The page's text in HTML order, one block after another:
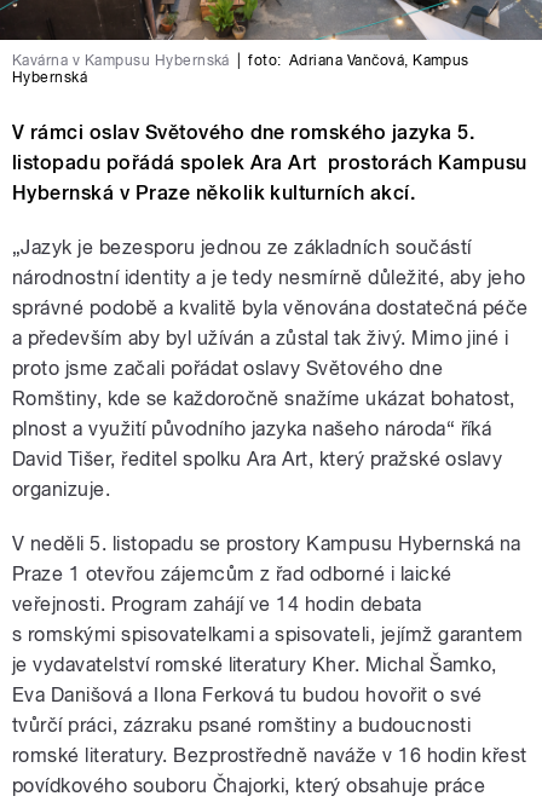
Kavárna v Kampusu Hybernská foto: Adriana Vančová, Kampus
Hybernská
V rámci oslav Světového dne romského jazyka 5.
listopadu pořádá spolek Ara Art prostorách Kampusu
Hybernská v Praze několik kulturních akcí.
„Jazyk je bezesporu jednou ze základních součástí
národnostní identity a je tedy nesmírně důležité, aby jeho
správné podobě a kvalitě byla věnována dostatečná péče
a především aby byl užíván a zůstal tak živý. Mimo jiné i
proto jsme začali pořádat oslavy Světového dne
Romštiny, kde se každoročně snažíme ukázat bohatost,
plnost a využití původního jazyka našeho národa“ říká
David Tišer, ředitel spolku Ara Art, který pražské oslavy
organizuje.
V neděli 5. listopadu se prostory Kampusu Hybernská na
Praze 1 otevřou zájemcům z řad odborné i laické
veřejnosti. Program zahájí ve 14 hodin debata
s romskými spisovatelkami a spisovateli, jejímž garantem
je vydavatelství romské literatury Kher. Michal Šamko,
Eva Danišová a Ilona Ferková tu budou hovořit o své
tvůrčí práci, zázraku psané romštiny a budoucnosti
romské literatury. Bezprostředně naváže v 16 hodin křest
povídkového souboru Čhajorki, který obsahuje práce